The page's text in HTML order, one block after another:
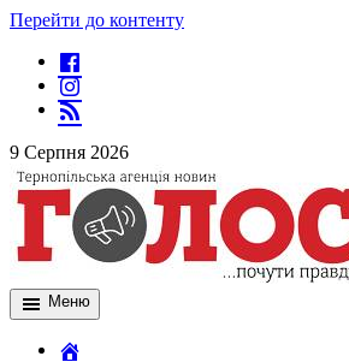
Перейти до контенту
9 Серпня 2026
Меню